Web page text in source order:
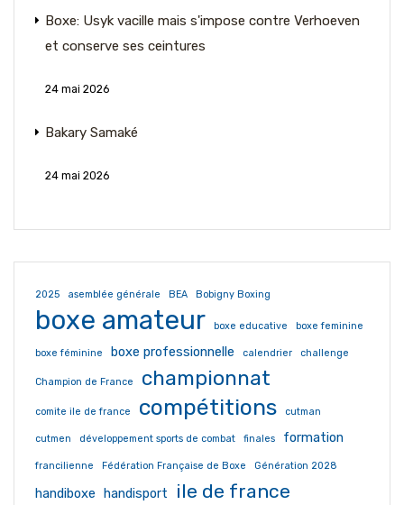
Boxe: Usyk vacille mais s'impose contre Verhoeven
et conserve ses ceintures
24 mai 2026
Bakary Samaké
24 mai 2026
2025 asemblée générale BEA Bobigny Boxing
boxe amateur boxe educative boxe feminine
boxe féminine boxe professionnelle calendrier challenge
Champion de France championnat
comite ile de france compétitions cutman
cutmen développement sports de combat finales formation
francilienne Fédération Française de Boxe Génération 2028
handiboxe handisport ile de france